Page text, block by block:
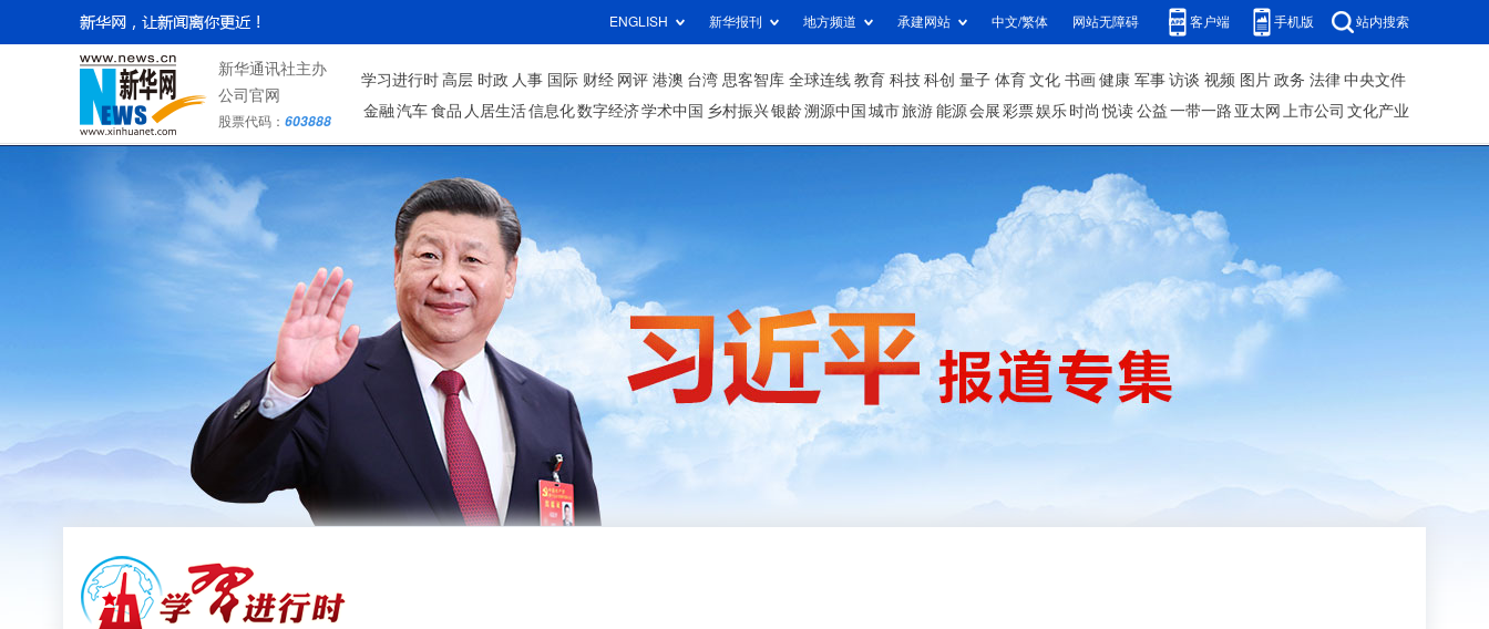
ENGLISH 新华报刊 地方频道 承建网站 中文/繁体 网站无障碍 客户端 手机版 站内搜索
新华通讯社主办
公司官网
股票代码： 603888
学习进行时 高层 时政 人事 国际 财经 网评 港澳 台湾 思客智库 全球连线 教育 科技 科创 量子 体育 文化 书画 健康 军事 访谈 视频 图片 政务 法律 中央文件
金融 汽车 食品 人居生活信息化数字经济学术中国 乡村振兴银龄溯源中国 城市旅游 能源 会展 彩票娱乐 时尚 悦读 公益 一带一路 亚太网 上市公司 文化产业